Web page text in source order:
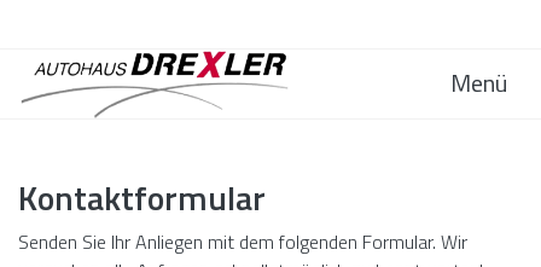
Menü
Kontaktformular
Senden Sie Ihr Anliegen mit dem folgenden Formular. Wir